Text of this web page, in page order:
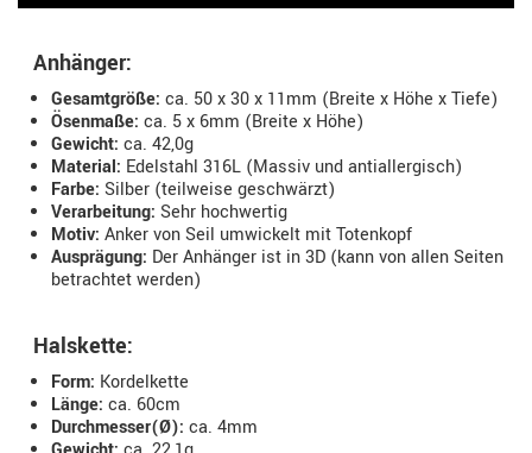
Anhänger:
Gesamtgröße: ca. 50 x 30 x 11mm (Breite x Höhe x Tiefe)
Ösenmaße: ca. 5 x 6mm (Breite x Höhe)
Gewicht: ca. 42,0g
Material: Edelstahl 316L (Massiv und antiallergisch)
Farbe: Silber (teilweise geschwärzt)
Verarbeitung: Sehr hochwertig
Motiv: Anker von Seil umwickelt mit Totenkopf
Ausprägung: Der Anhänger ist in 3D (kann von allen Seiten
betrachtet werden)
Halskette:
Form: Kordelkette
Länge: ca. 60cm
Durchmesser(Ø): ca. 4mm